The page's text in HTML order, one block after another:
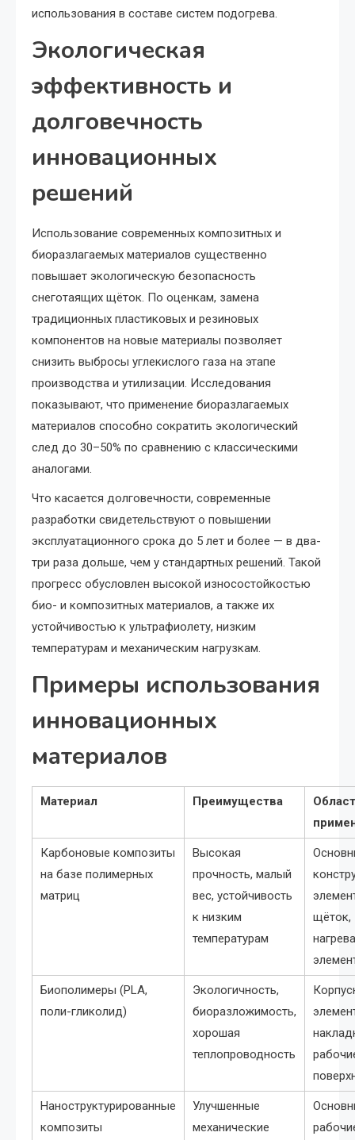
использования в составе систем подогрева.
Экологическая
эффективность и
долговечность
инновационных
решений
Использование современных композитных и
биоразлагаемых материалов существенно
повышает экологическую безопасность
снеготаящих щёток. По оценкам, замена
традиционных пластиковых и резиновых
компонентов на новые материалы позволяет
снизить выбросы углекислого газа на этапе
производства и утилизации. Исследования
показывают, что применение биоразлагаемых
материалов способно сократить экологический
след до 30–50% по сравнению с классическими
аналогами.
Что касается долговечности, современные
разработки свидетельствуют о повышении
эксплуатационного срока до 5 лет и более — в два-
три раза дольше, чем у стандартных решений. Такой
прогресс обусловлен высокой износостойкостью
био- и композитных материалов, а также их
устойчивостью к ультрафиолету, низким
температурам и механическим нагрузкам.
Примеры использования
инновационных
материалов
Материал Преимущества
Карбоновые композиты
на базе полимерных
матриц
Высокая
прочность, малый
вес, устойчивость
к низким
температурам
щёток,
Биополимеры (PLА,
поли-гликолид)
Экологичность,
биоразложимость,
хорошая
теплопроводность
Наноструктурированные
композиты
Улучшенные
механические